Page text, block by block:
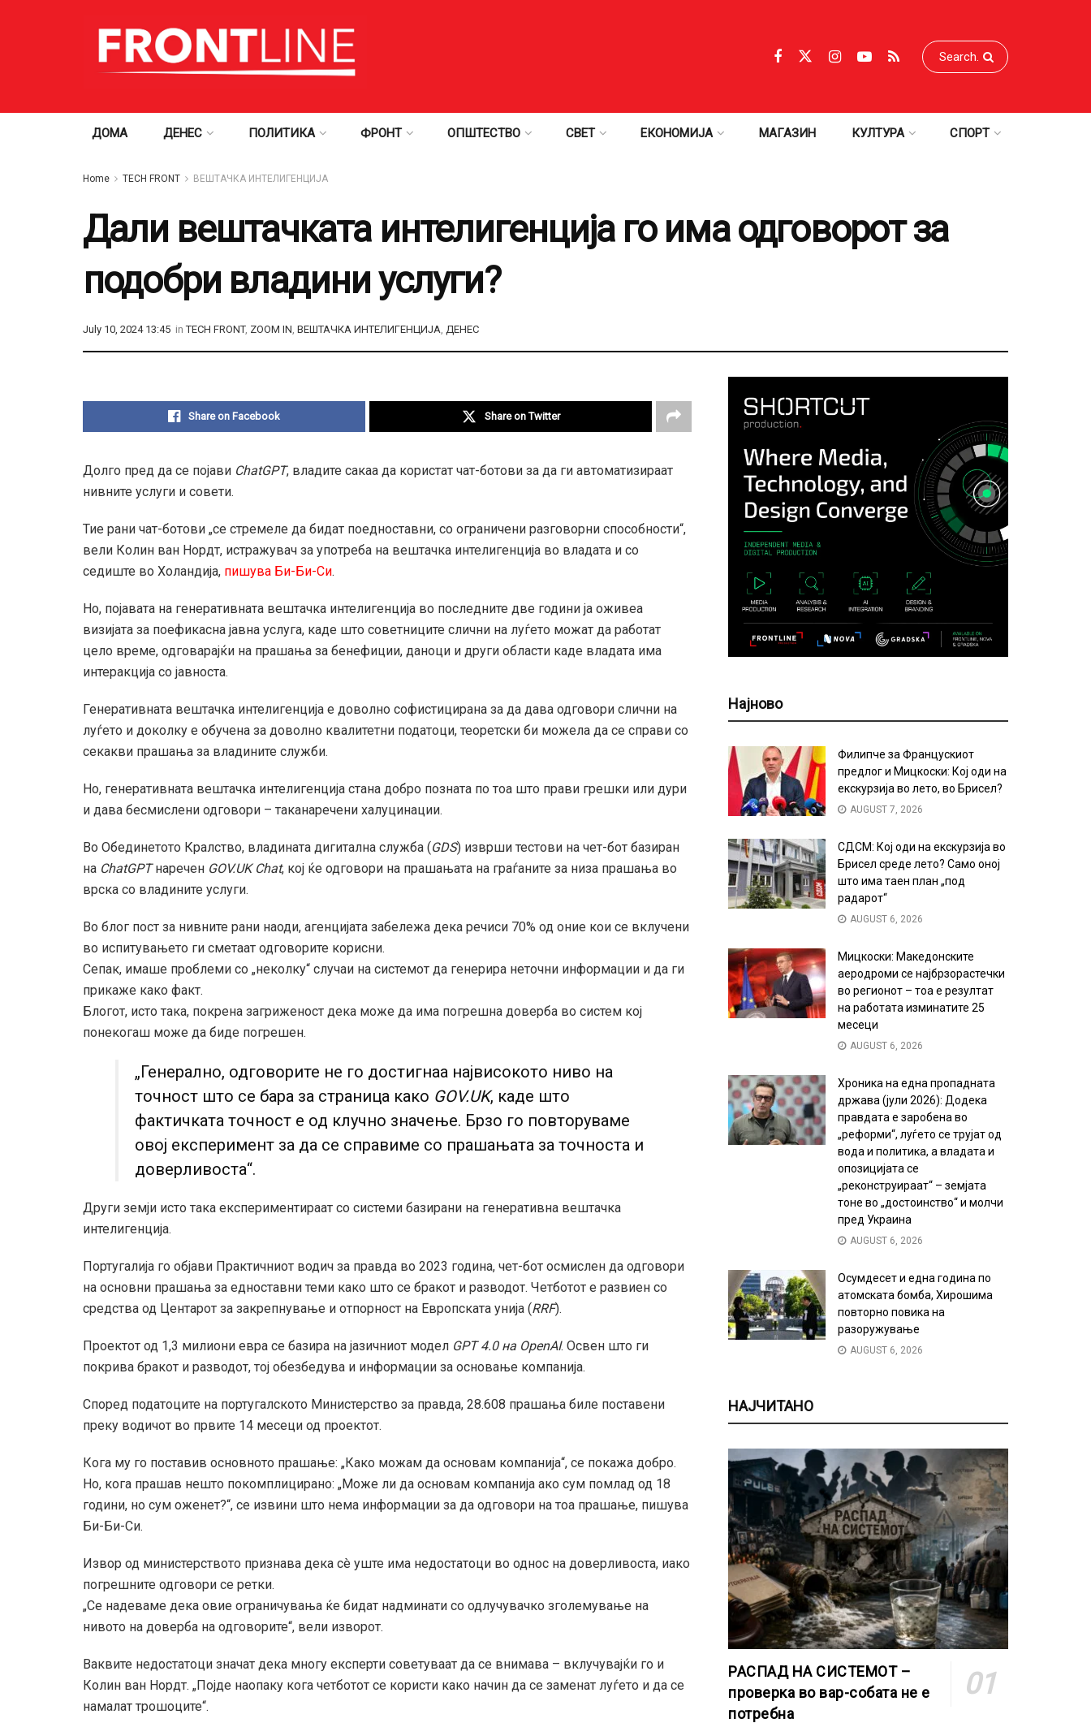
ДОМА ДЕНЕС ПОЛИТИКА ФРОНТ ОПШТЕСТВО СВЕТ ЕКОНОМИЈА МАГАЗИН КУЛТУРА СПОРТ
Home TECH FRONT ВЕШТАЧКА ИНТЕЛИГЕНЦИЈА
Дали вештачката интелигенција го има одговорот за
подобри владини услуги?
July 10, 2024 13:45 in TECH FRONT, ZOOM IN, ВЕШТАЧКА ИНТЕЛИГЕНЦИЈА, ДЕНЕС
Share on Facebook Share on Twitter
Долго пред да се појави ChatGPT, владите сакаа да користат чат-ботови за да ги автоматизираат
нивните услуги и совети.
Тие рани чат-ботови „се стремеле да бидат поедноставни, со ограничени разговорни способности“,
вели Колин ван Нордт, истражувач за употреба на вештачка интелигенција во владата и со
седиште во Холандија, пишува Би-Би-Си.
Но, појавата на генеративната вештачка интелигенција во последните две години ја оживеа
визијата за поефикасна јавна услуга, каде што советниците слични на луѓето можат да работат
цело време, одговарајќи на прашања за бенефиции, даноци и други области каде владата има
интеракција со јавноста.
Генеративната вештачка интелигенција е доволно софистицирана за да дава одговори слични на
луѓето и доколку е обучена за доволно квалитетни податоци, теоретски би можела да се справи со
секакви прашања за владините служби.
Но, генеративната вештачка интелигенција стана добро позната по тоа што прави грешки или дури
и дава бесмислени одговори – таканаречени халуцинации.
Во Обединетото Кралство, владината дигитална служба (GDS) изврши тестови на чет-бот базиран
на ChatGPTнаречен GOV.UK Chat, кој ќе одговори на прашањата на граѓаните за низа прашања во
врска со владините услуги.
Во блог пост за нивните рани наоди, агенцијата забележа дека речиси 70% од оние кои се вклучени
во испитувањето ги сметаат одговорите корисни.
Сепак, имаше проблеми со „неколку“ случаи на системот да генерира неточни информации и да ги
прикаже како факт.
Блогот, исто така, покрена загриженост дека може да има погрешна доверба во систем кој
понекогаш може да биде погрешен.
„Генерално, одговорите не го достигнаа највисокото ниво на
точност што се бара за страница како GOV.UK, каде што
фактичката точност е од клучно значење. Брзо го повторуваме
овој експеримент за да се справиме со прашањата за точноста и
доверливоста“.
Други земји исто така експериментираат со системи базирани на генеративна вештачка
интелигенција.
Португалија го објави Практичниот водич за правда во 2023 година, чет-бот осмислен да одговори
на основни прашања за едноставни теми како што се бракот и разводот. Четботот е развиен со
средства од Центарот за закрепнување и отпорност на Европската унија (RRF).
Проектот од 1,3 милиони евра се базира на јазичниот модел GPT 4.0 на OpenAI. Освен што ги
покрива бракот и разводот, тој обезбедува и информации за основање компанија.
Според податоците на португалското Министерство за правда, 28.608 прашања биле поставени
преку водичот во првите 14 месеци од проектот.
Кога му го поставив основното прашање: „Како можам да основам компанија“, се покажа добро.
Но, кога прашав нешто покомплицирано: „Може ли да основам компанија ако сум помлад од 18
години, но сум оженет?“, се извини што нема информации за да одговори на тоа прашање, пишува
Би-Би-Си.
Извор од министерството признава дека сè уште има недостатоци во однос на доверливоста, иако
погрешните одговори се ретки.
„Се надеваме дека овие ограничувања ќе бидат надминати со одлучувачко зголемување на
нивото на доверба на одговорите“, вели изворот.
Ваквите недостатоци значат дека многу експерти советуваат да се внимава – вклучувајќи го и
Колин ван Нордт. „Појде наопаку кога четботот се користи како начин да се заменат луѓето и да се
намалат трошоците“.
Најново
Филипче за Францускиот
предлог и Мицкоски: Кој оди на
екскурзија во лето, во Брисел?
AUGUST 7, 2026
СДСМ: Кој оди на екскурзија во
Брисел среде лето? Само оној
што има таен план „под
радарот“
AUGUST 6, 2026
Мицкоски: Македонските
аеродроми се најбрзорастечки
во регионот – тоа е резултат
на работата изминатите 25
месеци
AUGUST 6, 2026
Хроника на една пропадната
држава (јули 2026): Додека
правдата е заробена во
„реформи“, луѓето се трујат од
вода и политика, а владата и
опозицијата се
„реконструираат“ – земјата
тоне во „достоинство“ и молчи
пред Украина
AUGUST 6, 2026
Осумдесет и една година по
атомската бомба, Хирошима
повторно повика на
разоружување
AUGUST 6, 2026
НАЈЧИТАНО
РАСПАД НА СИСТЕМОТ –
проверка во вар-собата не е
потребна